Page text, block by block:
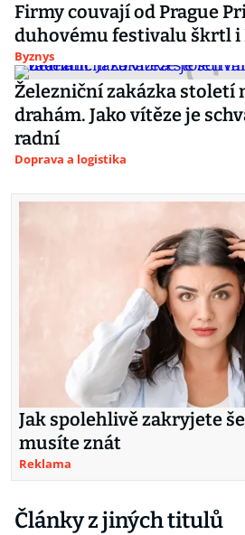
Firmy couvají od Prague
duhovému festivalu škrtl
Byznys
Železniční zakázka století
drahám. Jako vítěze je
radní
Doprava a logistika
Jak spolehlivě zakryjete
musíte znát
Reklama
Články z jiných titulů